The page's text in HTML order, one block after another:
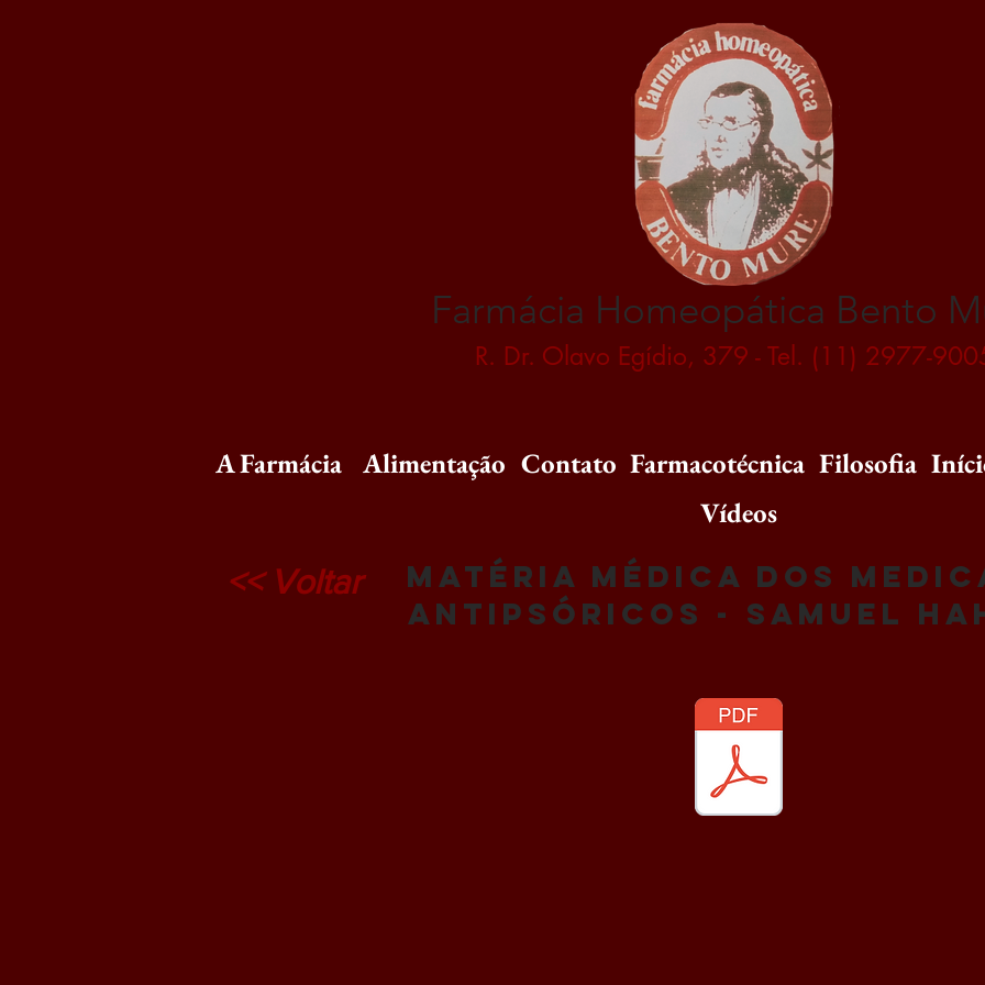
Farmácia Homeopática Bento
R. Dr. Olavo Egídio, 379 - Tel. (11) 2977-
A Farmácia Alimentação Contato Farmacotécnica Filosofia
Vídeos
<< Voltar
Matéria médica dos
antipsóricos - Samuel